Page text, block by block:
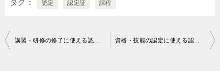
タグ 認定 認定証 課程
投
講習・研修の修了に使える認定証の文例｜個人向け 資格・技能の認定に使える認定証の文例